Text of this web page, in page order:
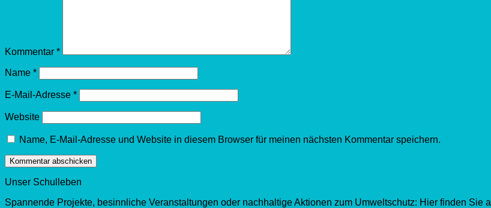
Kommentar *
Name *
E-Mail-Adresse *
Website
Name, E-Mail-Adresse und Website in diesem Browser für meinen nächsten Kommentar speichern.
Unser Schulleben
Spannende Projekte, besinnliche Veranstaltungen oder nachhaltige Aktionen zum Umweltschutz: Hier finden Sie